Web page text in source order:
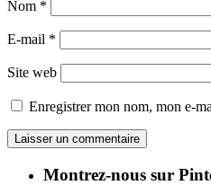
Nom *
E-mail *
Site web
Enregistrer mon nom, mon e-
Montrez-nous sur